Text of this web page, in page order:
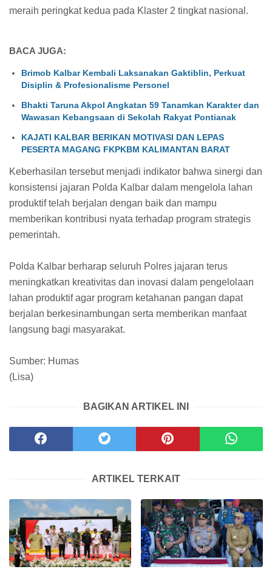
meraih peringkat kedua pada Klaster 2 tingkat nasional.
BACA JUGA:
Brimob Kalbar Kembali Laksanakan Gaktiblin, Perkuat
Disiplin & Profesionalisme Personel
Bhakti Taruna Akpol Angkatan 59 Tanamkan Karakter dan
Wawasan Kebangsaan di Sekolah Rakyat Pontianak
KAJATI KALBAR BERIKAN MOTIVASI DAN LEPAS
PESERTA MAGANG FKPKBM KALIMANTAN BARAT
Keberhasilan tersebut menjadi indikator bahwa sinergi dan
konsistensi jajaran Polda Kalbar dalam mengelola lahan
produktif telah berjalan dengan baik dan mampu
memberikan kontribusi nyata terhadap program strategis
pemerintah.
Polda Kalbar berharap seluruh Polres jajaran terus
meningkatkan kreativitas dan inovasi dalam pengelolaan
lahan produktif agar program ketahanan pangan dapat
berjalan berkesinambungan serta memberikan manfaat
langsung bagi masyarakat.
Sumber: Humas
(Lisa)
BAGIKAN ARTIKEL INI
ARTIKEL TERKAIT